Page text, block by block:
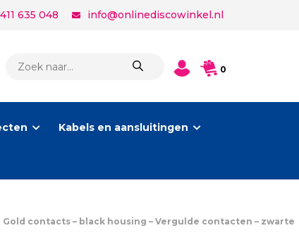
635 048 info@onlinediscowinkel.nl
ZOEKEN
0
Kabels en aansluitingen
Gold contacts – black housing – Vergulde contacten – zwarte